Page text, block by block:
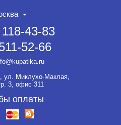
43-83
52-66
ул. Миклухо-Маклая,
3, офис 311
оплаты